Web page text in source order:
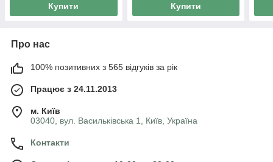
Купити Купити
Про нас
100% позитивних з 565 відгуків за рік
Працює з 24.11.2013
м. Київ
03040, вул. Васильківська 1, Київ, Україна
Контакти